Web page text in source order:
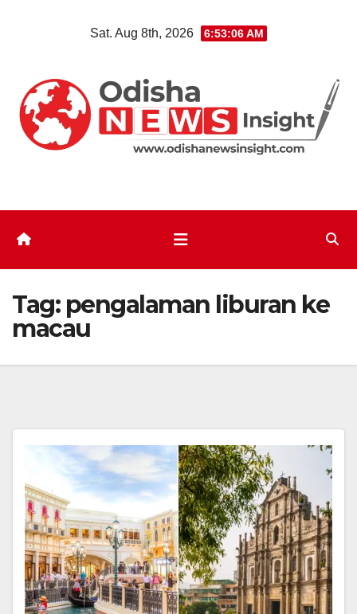
Sat. Aug 8th, 2026 6:53:06 AM
Tag: pengalaman liburan ke
macau